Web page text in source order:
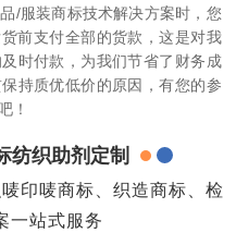
/服装商标技术解决方案时，您
前支付全部的货款，这是对我
时付款，为我们节省了财务成
持质优低价的原因，有您的参
！
纺织助剂定制
印唛商标、织造商标、检
一站式服务